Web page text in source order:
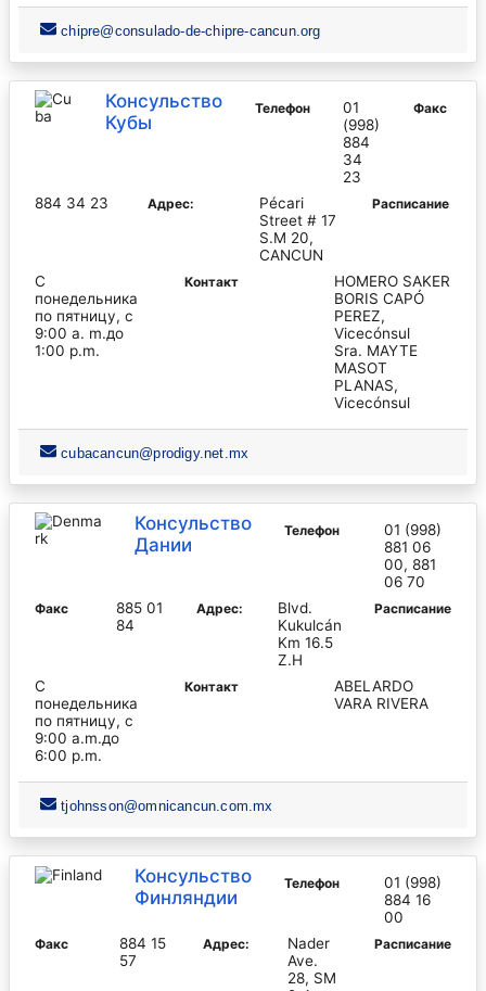
chipre@consulado-de-chipre-cancun.org
Консульство
Кубы
Телефон
01
(998)
884
34
23
Факс
884 34 23 Адрес:
Pécari
Street # 17
S.M 20,
CANCUN
Pасписание
С
понедельника
по пятницу, с
9:00 a. m.до
1:00 p.m.
Контакт
HOMERO SAKER
BORIS CAPÓ
PEREZ,
Vicecónsul
Sra. MAYTE
MASOT
PLANAS,
Vicecónsul
cubacancun@prodigy.net.mx
Консульство
Дании
Телефон
01 (998)
881 06
00, 881
06 70
Факс
885 01
84
Адрес:
Blvd.
Kukulcán
Km 16.5
Z.H
Pасписание
С
понедельника
по пятницу, с
9:00 a.m.до
6:00 p.m.
Контакт
ABELARDO
VARA RIVERA
tjohnsson@omnicancun.com.mx
Консульство
Финляндии
Телефон
01 (998)
884 16
00
Факс
884 15
57
Адрес:
Nader
Ave.
28, SM
Pасписание